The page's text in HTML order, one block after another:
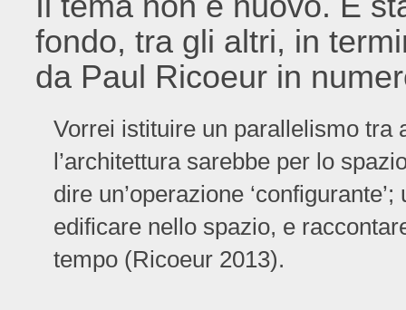
fondo, tra gli altri, in
da Paul Ricoeur in
Vorrei istituire un parallelismo tra
l’architettura sarebbe per lo
dire un’operazione
edificare nello spazio, e
tempo (Ricoeur 2013).